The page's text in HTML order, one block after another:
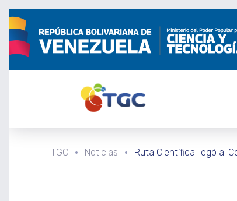
TGC Noticias Ruta Científica llegó al